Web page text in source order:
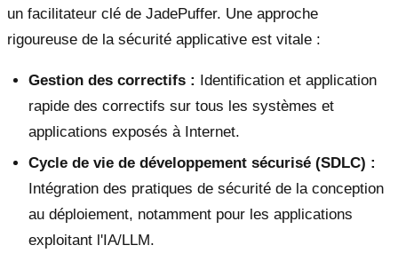
un facilitateur clé de JadePuffer. Une approche
rigoureuse de la sécurité applicative est vitale :
Gestion des correctifs : Identification et application
rapide des correctifs sur tous les systèmes et
applications exposés à Internet.
Cycle de vie de développement sécurisé (SDLC) :
Intégration des pratiques de sécurité de la conception
au déploiement, notamment pour les applications
exploitant l'IA/LLM.